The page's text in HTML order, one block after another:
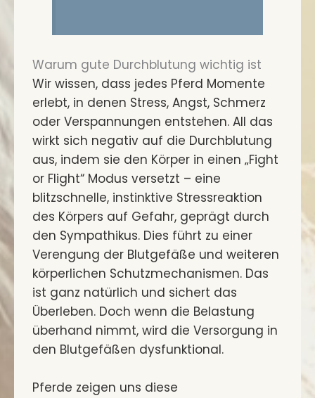
Warum gute Durchblutung wichtig ist
Wir wissen, dass jedes Pferd Momente
erlebt, in denen Stress, Angst, Schmerz
oder Verspannungen entstehen. All das
wirkt sich negativ auf die Durchblutung
aus, indem sie den Körper in einen „Fight
or Flight“ Modus versetzt – eine
blitzschnelle, instinktive Stressreaktion
des Körpers auf Gefahr, geprägt durch
den Sympathikus. Dies führt zu einer
Verengung der Blutgefäße und weiteren
körperlichen Schutzmechanismen. Das
ist ganz natürlich und sichert das
Überleben. Doch wenn die Belastung
überhand nimmt, wird die Versorgung in
den Blutgefäßen dysfunktional.
Pferde zeigen uns diese